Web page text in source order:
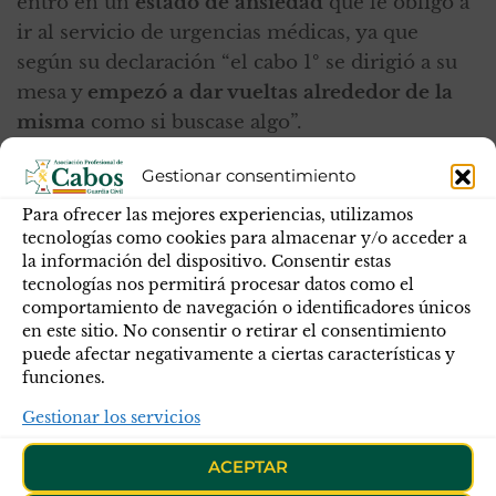
Gestionar consentimiento
Para ofrecer las mejores experiencias, utilizamos
tecnologías como cookies para almacenar y/o acceder a
la información del dispositivo. Consentir estas
tecnologías nos permitirá procesar datos como el
comportamiento de navegación o identificadores únicos
en este sitio. No consentir o retirar el consentimiento
puede afectar negativamente a ciertas características y
funciones.
Gestionar los servicios
ACEPTAR
ir al servicio de urgencias médicas, ya que
según su declaración “el cabo 1º se dirigió a su
mesa y empezó a dar vueltas alrededor de la
misma como si buscase algo”.
“Ha padecido acoso moral”
Su baja por trastorno depresivo fue también
reconocida posteriormente en un informe de
otro psiquiatra, que concluyó que el agente “
padecido acoso moral en el trabajo, cuyas
secuelas le han llevado a la baja laboral y a la
necesidad de recibir asistencia psiquiátrica,
cuartel de la Guardia Civil de Tarancón”.
El Tribunal Militar Territorial Primero de